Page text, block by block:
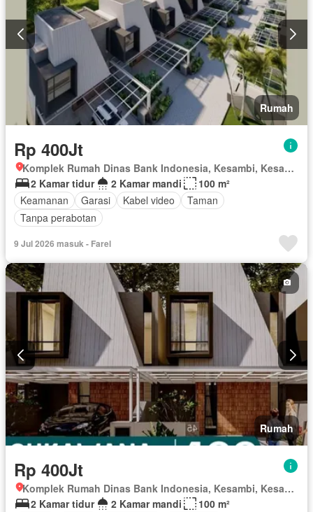
Rumah
Rp 400Jt
Komplek Rumah Dinas Bank Indonesia, Kesambi, Kesambi, Kota Cirebon, Jawa Barat
2 Kamar tidur
2 Kamar mandi
100 m²
Keamanan
Garasi Kabel video
Taman
Tanpa perabotan
9 Jul 2026 masuk - Farel
Rumah
Rp 400Jt
Komplek Rumah Dinas Bank Indonesia, Kesambi, Kesambi, Kota Cirebon, Jawa Barat
2 Kamar tidur
2 Kamar mandi
100 m²